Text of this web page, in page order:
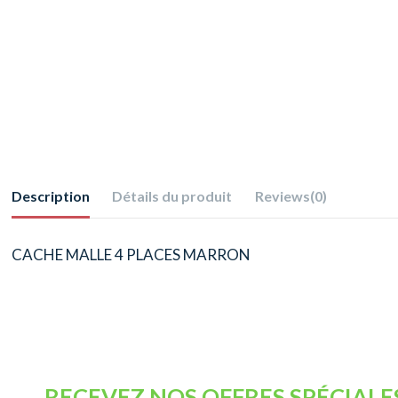
Description Détails du produit Reviews(0)
CACHE MALLE 4 PLACES MARRON